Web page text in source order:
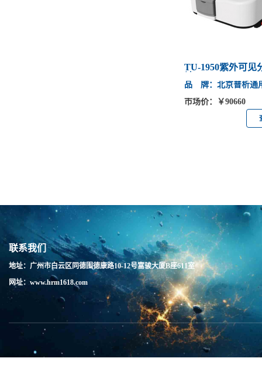
TU-1950紫外可见
品 牌：北京普析通
市场价：￥90660
联系我们
地址：广州市白云区同德围德康路10-12号富骏大厦B座611室
网址：www.hrm1618.com